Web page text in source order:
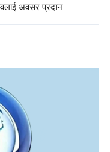
अवसर प्रदान